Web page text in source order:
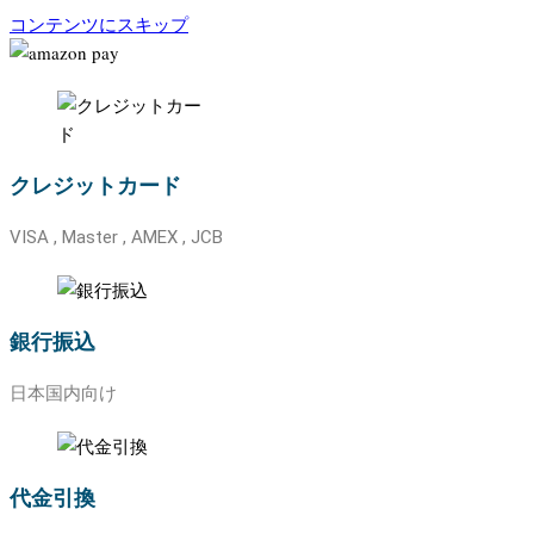
コンテンツにスキップ
クレジットカード
VISA , Master , AMEX , JCB
銀行振込
日本国内向け
代金引換